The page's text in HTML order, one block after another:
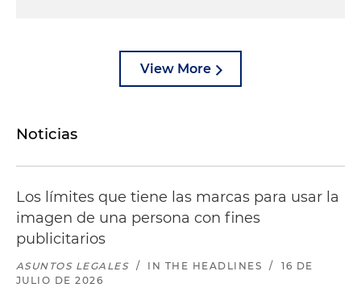
View More
Noticias
Los límites que tiene las marcas para usar la
imagen de una persona con fines
publicitarios
ASUNTOS LEGALES / IN THE HEADLINES /
16 DE
JULIO DE 2026